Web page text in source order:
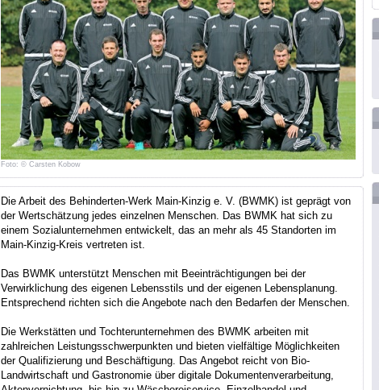
Foto: © Carsten Kobow
Die Arbeit des Behinderten-Werk Main-Kinzig e. V. (BWMK) ist geprägt von
der Wertschätzung jedes einzelnen Menschen. Das BWMK hat sich zu
einem Sozialunternehmen entwickelt, das an mehr als 45 Standorten im
Main-Kinzig-Kreis vertreten ist.
Das BWMK unterstützt Menschen mit Beeinträchtigungen bei der
Verwirklichung des eigenen Lebensstils und der eigenen Lebensplanung.
Entsprechend richten sich die Angebote nach den Bedarfen der Menschen.
Die Werkstätten und Tochterunternehmen des BWMK arbeiten mit
zahlreichen Leistungsschwerpunkten und bieten vielfältige Möglichkeiten
der Qualifizierung und Beschäftigung. Das Angebot reicht von Bio-
Landwirtschaft und Gastronomie über digitale Dokumentenverarbeitung,